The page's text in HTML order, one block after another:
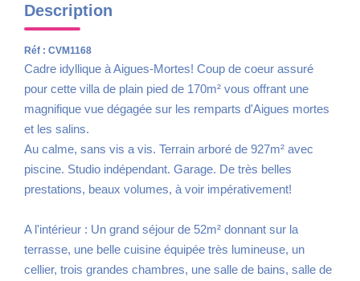
Description
Réf : CVM1168
Cadre idyllique à Aigues-Mortes! Coup de coeur assuré
pour cette villa de plain pied de 170m² vous offrant une
magnifique vue dégagée sur les remparts d'Aigues mortes
et les salins.
Au calme, sans vis a vis. Terrain arboré de 927m² avec
piscine. Studio indépendant. Garage. De très belles
prestations, beaux volumes, à voir impérativement!
A l'intérieur : Un grand séjour de 52m² donnant sur la
terrasse, une belle cuisine équipée très lumineuse, un
cellier, trois grandes chambres, une salle de bains, salle de